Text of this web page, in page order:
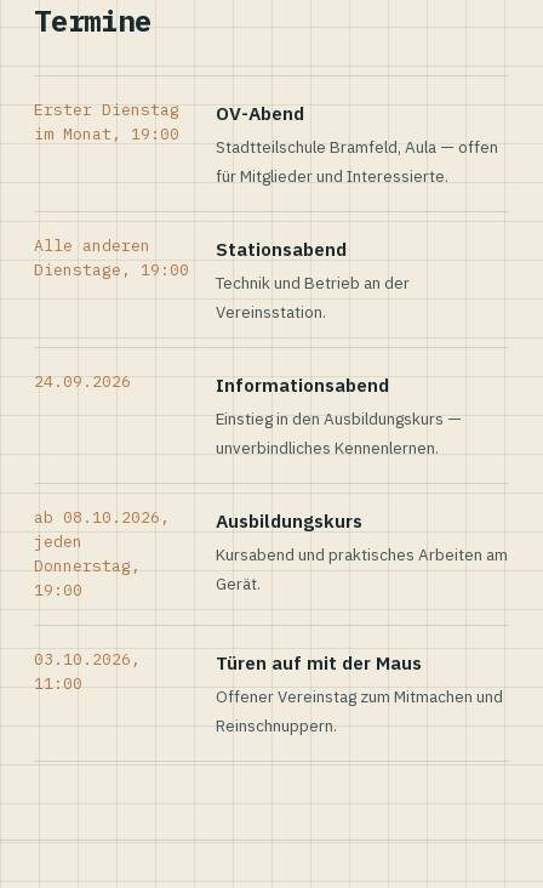
Termine
Erster Dienstag
im Monat, 19:00
OV-Abend
Stadtteilschule Bramfeld, Aula — offen
für Mitglieder und Interessierte.
Alle anderen
Dienstage, 19:00
Stationsabend
Technik und Betrieb an der
Vereinsstation.
24.09.2026 Informationsabend
Einstieg in den Ausbildungskurs —
unverbindliches Kennenlernen.
ab 08.10.2026,
jeden
Donnerstag,
19:00
Ausbildungskurs
Kursabend und praktisches Arbeiten am
Gerät.
03.10.2026,
11:00
Türen auf mit der Maus
Offener Vereinstag zum Mitmachen und
Reinschnuppern.